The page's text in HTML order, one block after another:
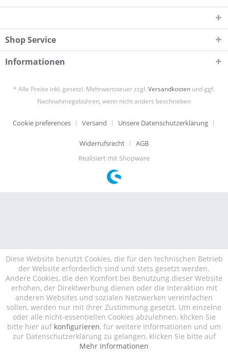
Shop Service
Informationen
* Alle Preise inkl. gesetzl. Mehrwertsteuer zzgl. Versandkosten und ggf.
Nachnahmegebühren, wenn nicht anders beschrieben
Cookie preferences Versand Unsere Datenschutzerklärung
Widerrufsrecht
AGB
Realisiert mit Shopware
Diese Website benutzt Cookies, die für den technischen Betrieb
der Website erforderlich sind und stets gesetzt werden.
Andere Cookies, die den Komfort bei Benutzung dieser Website
erhöhen, der Direktwerbung dienen oder die Interaktion mit
anderen Websites und sozialen Netzwerken vereinfachen
sollen, werden nur mit Ihrer Zustimmung gesetzt. Um einzelne
oder alle nicht-essentiellen Cookies abzulehnen, klicken Sie
bitte hier auf konfigurieren, für weitere Informationen und um
zur Datenschutzerklärung zu gelangen, klicken Sie bitte auf
Mehr Informationen